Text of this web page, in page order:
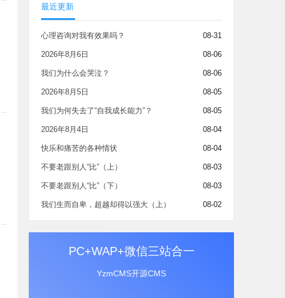
最近更新
08-31
心理咨询对我有效果吗？
08-06
2026年8月6日
08-06
我们为什么会哭泣？
08-05
2026年8月5日
08-05
我们为何失去了“自我成长能力”？
08-04
2026年8月4日
08-04
快乐和痛苦的各种情状
08-03
不要老跟别人“比”（上）
08-03
不要老跟别人“比”（下）
08-02
我们生而自卑，超越却得以强大（上）
PC+WAP+微信三站合一
YzmCMS开源CMS